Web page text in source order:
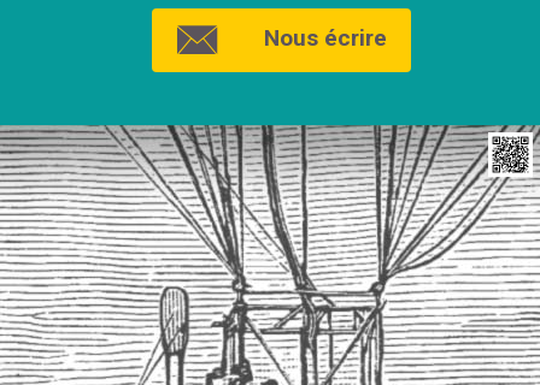
Nous écrire